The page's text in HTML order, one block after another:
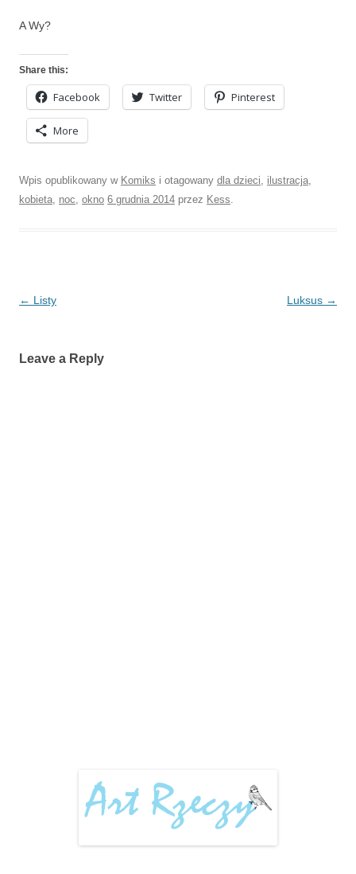
A Wy?
Share this:
Facebook Twitter Pinterest
More
Wpis opublikowany w Komiks i otagowany dla dzieci ilustracja
kobieta noc okno 6 grudnia 2014 przez Kess
Nawigacja
← Listy Luksus →
Leave a Reply